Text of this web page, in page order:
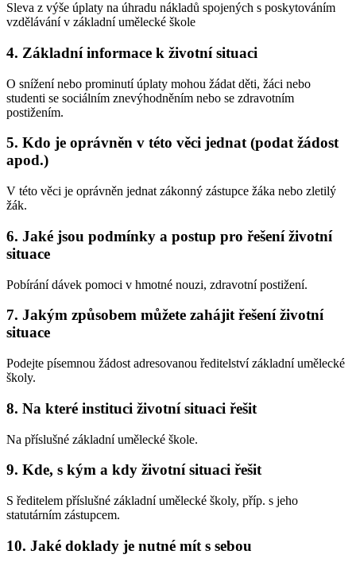
Sleva z výše úplaty na úhradu nákladů spojených s poskytováním
vzdělávání v základní umělecké škole
4. Základní informace k životní situaci
O snížení nebo prominutí úplaty mohou žádat děti, žáci nebo
studenti se sociálním znevýhodněním nebo se zdravotním
postižením.
5. Kdo je oprávněn v této věci jednat (podat žádost
apod.)
V této věci je oprávněn jednat zákonný zástupce žáka nebo zletilý
žák.
6. Jaké jsou podmínky a postup pro řešení životní
situace
Pobírání dávek pomoci v hmotné nouzi, zdravotní postižení.
7. Jakým způsobem můžete zahájit řešení životní
situace
Podejte písemnou žádost adresovanou ředitelství základní umělecké
školy.
8. Na které instituci životní situaci řešit
Na příslušné základní umělecké škole.
9. Kde, s kým a kdy životní situaci řešit
S ředitelem příslušné základní umělecké školy, příp. s jeho
statutárním zástupcem.
10. Jaké doklady je nutné mít s sebou